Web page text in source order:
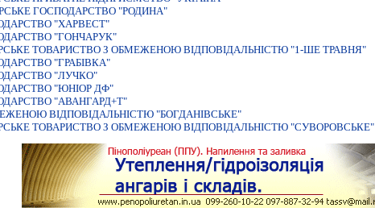
ГОСПОДАРСТВО "РОДИНА"
"ХАРВЕСТ"
"ГОНЧАРУК"
ТОВАРИСТВО З ОБМЕЖЕНОЮ ВIДПОВIДАЛЬНIСТЮ "1-ШЕ ТРАВНЯ"
"ГРАБІВКА"
"ЛУЧКО"
"ЮНIОР ДФ"
"АВАНГАРД+Т"
ВIДПОВIДАЛЬНIСТЮ "БОГДАНIВСЬКЕ"
ТОВАРИСТВО З ОБМЕЖЕНОЮ ВІДПОВІДАЛЬНІСТЮ "СУВОРОВСЬКЕ"